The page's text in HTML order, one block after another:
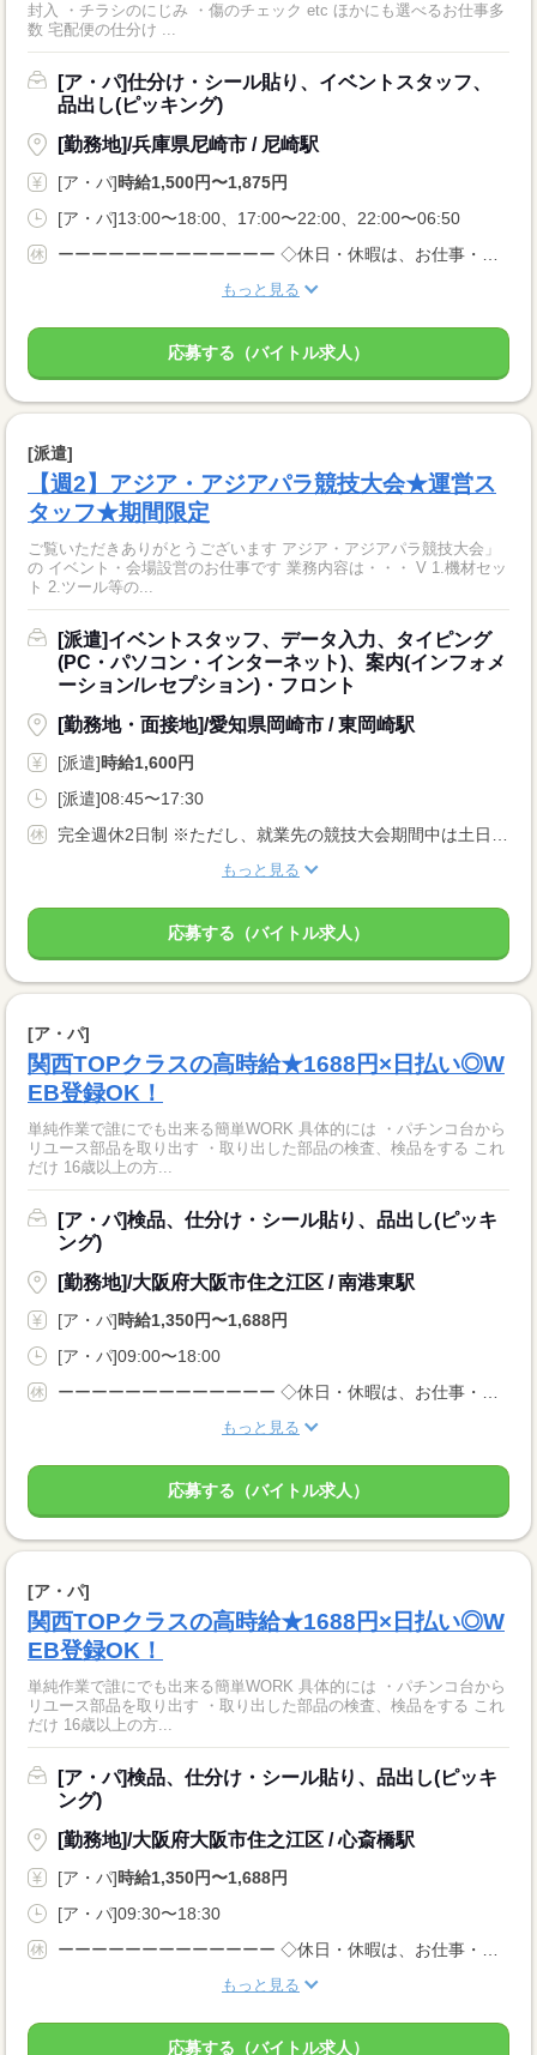
封入 ・チラシのにじみ ・傷のチェック etc ほかにも選べるお仕事多
数 宅配便の仕分け ...
[ア・パ]仕分け・シール貼り、イベントスタッフ、
品出し(ピッキング)
[勤務地]/兵庫県尼崎市 / 尼崎駅
[ア・パ]時給1,500円〜1,875円
[ア・パ]13:00〜18:00、17:00〜22:00、22:00〜06:50
ーーーーーーーーーーーーー ◇休日・休暇は、お仕事・勤務場所により異なります！ ◇あなたの働きたいときに勤務が可能♪ 主婦(夫)さんやフリーターさんなど、 休み希望などもお気軽にお伝えくださいね。
もっと見る
応募する（バイトル求人）
[派遣]
【週2】アジア・アジアパラ競技大会★運営ス
タッフ★期間限定
ご覧いただきありがとうございます アジア・アジアパラ競技大会」
の イベント・会場設営のお仕事です 業務内容は・・・ V 1.機材セッ
ト 2.ツール等の...
[派遣]イベントスタッフ、データ入力、タイピング
(PC・パソコン・インターネット)、案内(インフォメ
ーション/レセプション)・フロント
[勤務地・面接地]/愛知県岡崎市 / 東岡崎駅
[派遣]時給1,600円
[派遣]08:45〜17:30
完全週休2日制 ※ただし、就業先の競技大会期間中は土日含むシフト勤務となります。 ※大会期間中は競技スケジュールに合わせ変動する。 企業カレンダーあり
もっと見る
応募する（バイトル求人）
[ア・パ]
関西TOPクラスの高時給★1688円×日払い◎W
EB登録OK！
単純作業で誰にでも出来る簡単WORK 具体的には ・パチンコ台から
リユース部品を取り出す ・取り出した部品の検査、検品をする これ
だけ 16歳以上の方...
[ア・パ]検品、仕分け・シール貼り、品出し(ピッキ
ング)
[勤務地]/大阪府大阪市住之江区 / 南港東駅
[ア・パ]時給1,350円〜1,688円
[ア・パ]09:00〜18:00
ーーーーーーーーーーーーー ◇休日・休暇は、お仕事・勤務場所により異なります！ ◇あなたの働きたいときに勤務が可能♪ 主婦(夫)さんやフリーターさんなど、 休み希望などもお気軽にお伝えくださいね。
もっと見る
応募する（バイトル求人）
[ア・パ]
関西TOPクラスの高時給★1688円×日払い◎W
EB登録OK！
単純作業で誰にでも出来る簡単WORK 具体的には ・パチンコ台から
リユース部品を取り出す ・取り出した部品の検査、検品をする これ
だけ 16歳以上の方...
[ア・パ]検品、仕分け・シール貼り、品出し(ピッキ
ング)
[勤務地]/大阪府大阪市住之江区 / 心斎橋駅
[ア・パ]時給1,350円〜1,688円
[ア・パ]09:30〜18:30
ーーーーーーーーーーーーー ◇休日・休暇は、お仕事・勤務場所により異なります！ ◇あなたの働きたいときに勤務が可能♪ 主婦(夫)さんやフリーターさんなど、 休み希望などもお気軽にお伝えくださいね。
もっと見る
応募する（バイトル求人）